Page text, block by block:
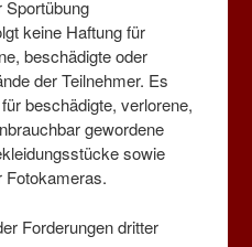
Sportübung
keine Haftung für
beschädigte oder
der Teilnehmer. Es
beschädigte, verlorene,
gewordene
sowie
Fotokameras.
Forderungen dritter